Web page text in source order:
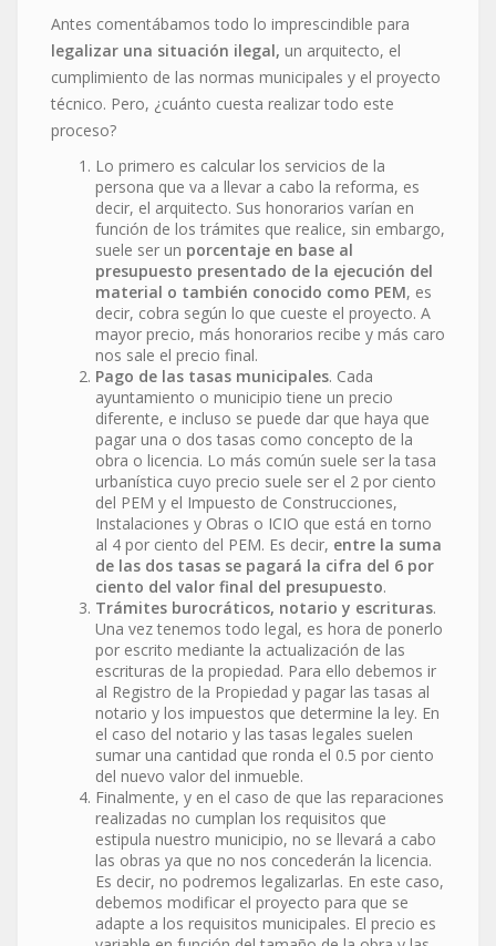
Antes comentábamos todo lo imprescindible para
legalizar una situación ilegal, un arquitecto, el
cumplimiento de las normas municipales y el proyecto
técnico. Pero, ¿cuánto cuesta realizar todo este
proceso?
Lo primero es calcular los servicios de la
persona que va a llevar a cabo la reforma, es
decir, el arquitecto. Sus honorarios varían en
función de los trámites que realice, sin embargo,
suele ser un porcentaje en base al
presupuesto presentado de la ejecución del
material o también conocido como PEM, es
decir, cobra según lo que cueste el proyecto. A
mayor precio, más honorarios recibe y más caro
nos sale el precio final.
Pago de las tasas municipales. Cada
ayuntamiento o municipio tiene un precio
diferente, e incluso se puede dar que haya que
pagar una o dos tasas como concepto de la
obra o licencia. Lo más común suele ser la tasa
urbanística cuyo precio suele ser el 2 por ciento
del PEM y el Impuesto de Construcciones,
Instalaciones y Obras o ICIO que está en torno
al 4 por ciento del PEM. Es decir, entre la suma
de las dos tasas se pagará la cifra del 6 por
ciento del valor final del presupuesto.
Trámites burocráticos, notario y escrituras.
Una vez tenemos todo legal, es hora de ponerlo
por escrito mediante la actualización de las
escrituras de la propiedad. Para ello debemos ir
al Registro de la Propiedad y pagar las tasas al
notario y los impuestos que determine la ley. En
el caso del notario y las tasas legales suelen
sumar una cantidad que ronda el 0.5 por ciento
del nuevo valor del inmueble.
Finalmente, y en el caso de que las reparaciones
realizadas no cumplan los requisitos que
estipula nuestro municipio, no se llevará a cabo
las obras ya que no nos concederán la licencia.
Es decir, no podremos legalizarlas. En este caso,
debemos modificar el proyecto para que se
adapte a los requisitos municipales. El precio es